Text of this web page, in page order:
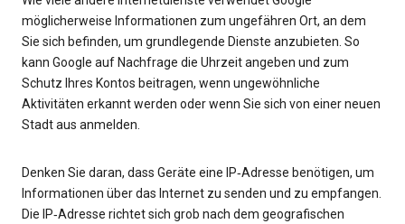
möglicherweise Informationen zum ungefähren Ort, an dem
Sie sich befinden, um grundlegende Dienste anzubieten. So
kann Google auf Nachfrage die Uhrzeit angeben und zum
Schutz Ihres Kontos beitragen, wenn ungewöhnliche
Aktivitäten erkannt werden oder wenn Sie sich von einer neuen
Stadt aus anmelden.
Denken Sie daran, dass Geräte eine IP‑Adresse benötigen, um
Informationen über das Internet zu senden und zu empfangen.
Die IP‑Adresse richtet sich grob nach dem geografischen